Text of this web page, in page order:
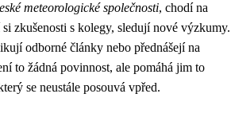
meteorologické společnosti, chodí na
zkušenosti s kolegy, sledují nové výzkumy.
odborné články nebo přednášejí na
to žádná povinnost, ale pomáhá jim to
se neustále posouvá vpřed.